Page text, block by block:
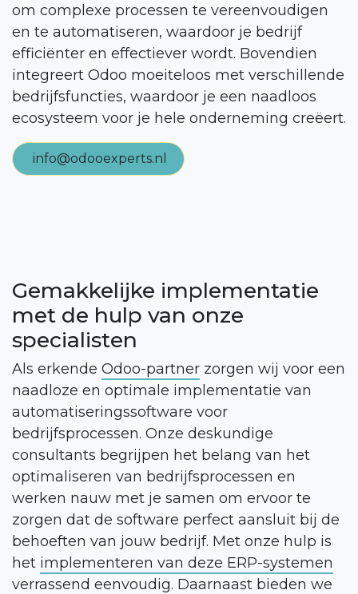
om complexe processen te vereenvoudigen
en te automatiseren, waardoor je bedrijf
efficiënter en effectiever wordt. Bovendien
integreert Odoo moeiteloos met verschillende
bedrijfsfuncties, waardoor je een naadloos
ecosysteem voor je hele onderneming creëert.
info@odooexperts.nl
Gemakkelijke implementatie
met de hulp van onze
specialisten
Als erkende Odoo-partner zorgen wij voor een
naadloze en optimale implementatie van
automatiseringssoftware voor
bedrijfsprocessen. Onze deskundige
consultants begrijpen het belang van het
optimaliseren van bedrijfsprocessen en
werken nauw met je samen om ervoor te
zorgen dat de software perfect aansluit bij de
behoeften van jouw bedrijf. Met onze hulp is
het implementeren van deze ERP-systemen
verrassend eenvoudig. Daarnaast bieden we